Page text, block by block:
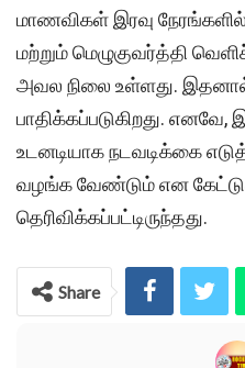
மாணவிகள் இரவு
மற்றும் மெழுகுவர்த்தி
அவல நிலை உள்ளது.
பாதிக்கப்படுகிறது. எனவே,
உடனடியாக நடவடிக்கை
வழங்க வேண்டும் என
தெரிவிக்கப்பட்டிருந்தது.
Share